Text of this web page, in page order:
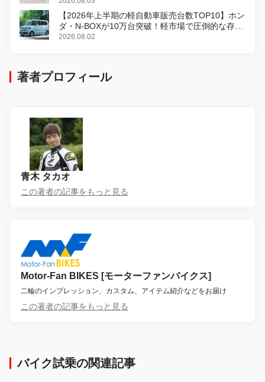
【2026年上半期の軽自動車販売台数TOP10】ホン
ダ・N-BOXが10万台突破！軽市場で圧倒的な存在
感
2026.08.02
著者プロフィール
青木 タカオ
この著者の記事をもっと見る
Motor-Fan BIKES [モーターファンバイクス]
二輪のインプレッション、カスタム、アイテム紹介などをお届け
この著者の記事をもっと見る
バイク試乗の関連記事